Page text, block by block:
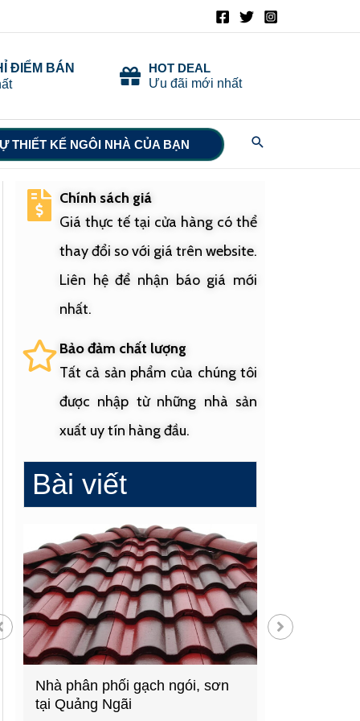
ĐIỂM BÁN
HOT DEAL
Ưu đãi mới nhất
THIẾT KẾ NGÔI NHÀ CỦA BẠN Search
Chính sách giá
Giá thực tế tại cửa hàng có thể
thay đổi so với giá trên website.
Liên hệ để nhận báo giá mới
nhất.
Bảo đảm chất lượng
Tất cả sản phẩm của chúng tôi
được nhập từ những nhà sản
xuất uy tín hàng đầu.
Bài viết
phân phối gạch ngói, sơn
Quảng Ngãi
Cửa hàng vật liệu